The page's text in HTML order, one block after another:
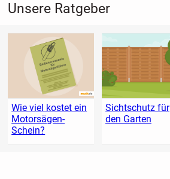
Unsere Ratgeber
Wie viel kostet ein
Motorsägen-
Schein?
Sichtschutz für
den Garten